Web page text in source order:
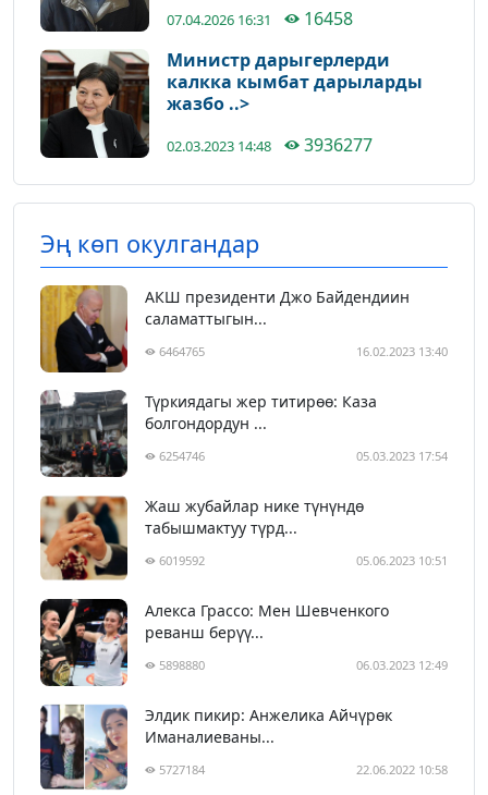
07.04.2026 16:31
16458
Министр дарыгерлерди
калкка кымбат дарыларды
жазбо ..>
02.03.2023 14:48 3936277
Эң көп окулгандар
АКШ президенти Джо Байдендиин
саламаттыгын...
6464765 16.02.2023 13:40
Түркиядагы жер титирөө: Каза
болгондордун ...
6254746 05.03.2023 17:54
Жаш жубайлар нике түнүндө
табышмактуу түрд...
6019592 05.06.2023 10:51
Алекса Грассо: Мен Шевченкого
реванш берүү...
5898880 06.03.2023 12:49
Элдик пикир: Анжелика Айчүрөк
Иманалиеваны...
5727184 22.06.2022 10:58